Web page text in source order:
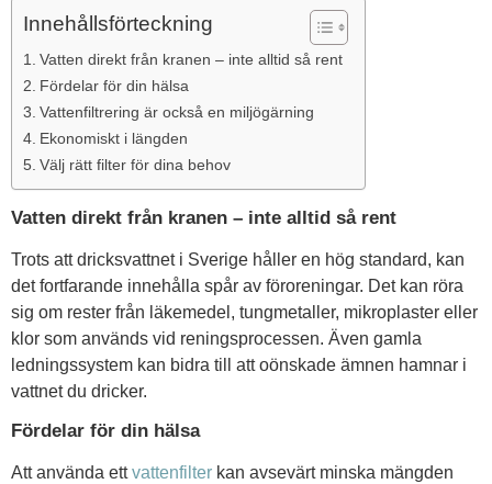
Innehållsförteckning
Vatten direkt från kranen – inte alltid så rent
Fördelar för din hälsa
Vattenfiltrering är också en miljögärning
Ekonomiskt i längden
Välj rätt filter för dina behov
Vatten direkt från kranen – inte alltid så rent
Trots att dricksvattnet i Sverige håller en hög standard, kan
det fortfarande innehålla spår av föroreningar. Det kan röra
sig om rester från läkemedel, tungmetaller, mikroplaster eller
klor som används vid reningsprocessen. Även gamla
ledningssystem kan bidra till att oönskade ämnen hamnar i
vattnet du dricker.
Fördelar för din hälsa
Att använda ettvattenfilter kan avsevärt minska mängden